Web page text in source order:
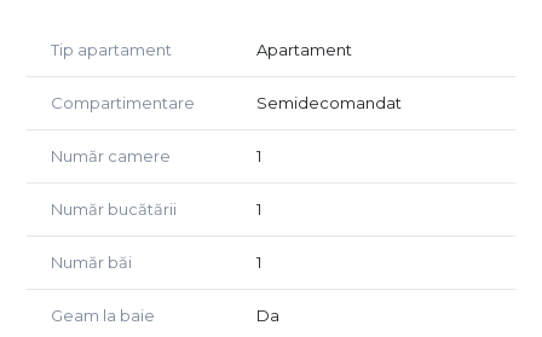
Apartamentul dispune de centrală pe gaz, climă, mobilier
și electrocasnice moderne, rolete cu acționare electrică.
OCUPABIL IMEDIAT!
Preț 349 euro/lună, negociabil.
Agent Exclusiv Golden Real Estate.
Tip apartament Apartament
Compartimentare Semidecomandat
Număr camere 1
Număr bucătării 1
Număr băi 1
Geam la baie Da